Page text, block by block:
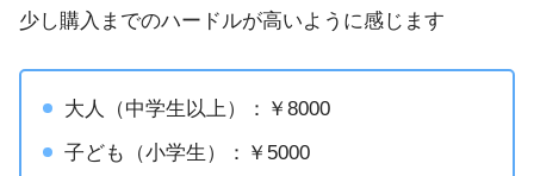
少し購入までのハードルが高いように感じます
大人（中学生以上）：￥8000
子ども（小学生）：￥5000